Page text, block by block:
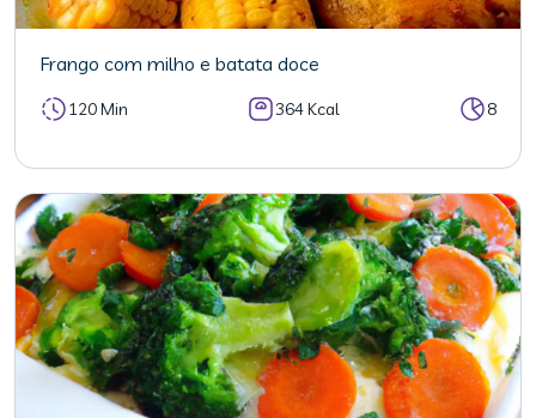
Frango com milho e batata doce
120 Min 364 Kcal 8